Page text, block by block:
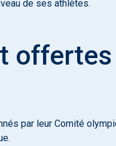
de ses athlètes.
offertes
par leur Comité